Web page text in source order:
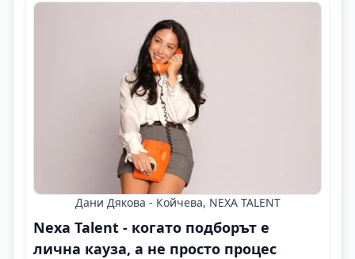
Дани Дякова - Койчева, NEXA TALENT
Nexa Talent - когато подборът е
лична кауза, а не просто процес